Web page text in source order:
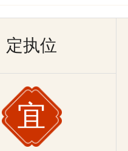
定执位
宜